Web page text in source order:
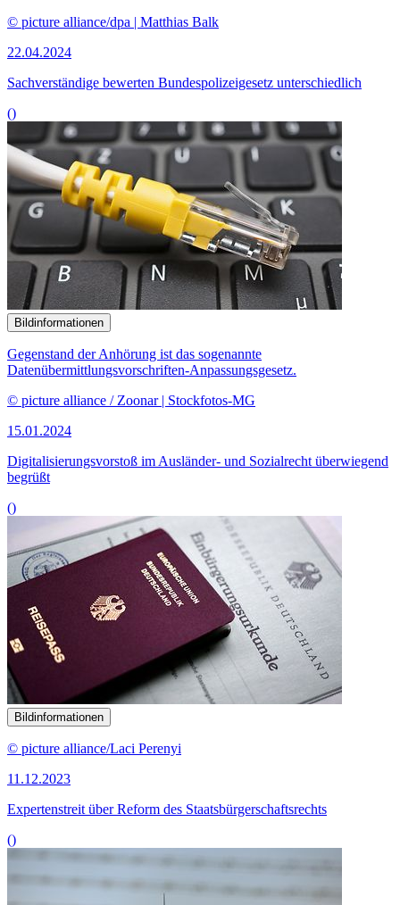
© picture alliance/dpa | Matthias Balk
22.04.2024
Sachverständige bewerten Bundespolizeigesetz unterschiedlich
()
Bildinformationen
Gegenstand der Anhörung ist das sogenannte
Datenübermittlungsvorschriften-Anpassungsgesetz.
© picture alliance / Zoonar | Stockfotos-MG
15.01.2024
Digitalisierungsvorstoß im Ausländer- und Sozialrecht überwiegend
begrüßt
()
Bildinformationen
© picture alliance/Laci Perenyi
11.12.2023
Expertenstreit über Reform des Staatsbürgerschaftsrechts
()